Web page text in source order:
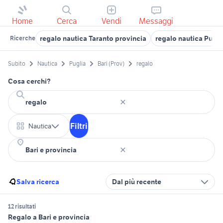
Home Cerca Vendi Messaggi
Ricerche regalo nautica Taranto provincia regalo nautica
Subito Nautica Puglia Bari (Prov) regalo
Cosa cerchi?
Nautica Filtri
Salva ricerca Dal più recente
12 risultati
Regalo a Bari e provincia